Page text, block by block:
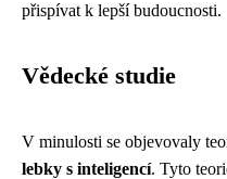
přispívat k lepší budoucnosti.
Vědecké studie
V minulosti se objevovaly
lebky s inteligencí. Tyto